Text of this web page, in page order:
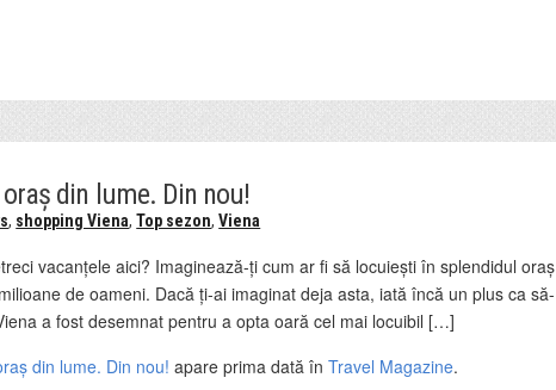
din lume. Din nou!
, shopping Viena,Top sezon,Viena
vacanțele aici? Imaginează-ți cum ar fi să locuiești în splendidul oraș
de oameni. Dacă ți-ai imaginat deja asta, iată încă un plus ca să-
a fost desemnat pentru a opta oară cel mai locuibil […]
din lume. Din nou! apare prima dată înTravel Magazine.